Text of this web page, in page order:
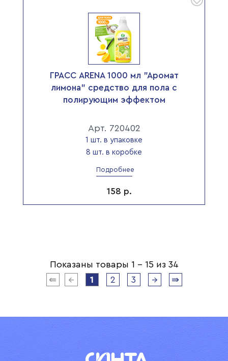
ГРАСС ARENA 1000 мл "Аромат
лимона" средство для пола с
полирующим эффектом
Арт. 720402
1 шт. в упаковке
8 шт. в коробке
Подробнее
158 р.
Показаны товары 1 - 15 из 34
⇚
← 1 2 3 → ⇛